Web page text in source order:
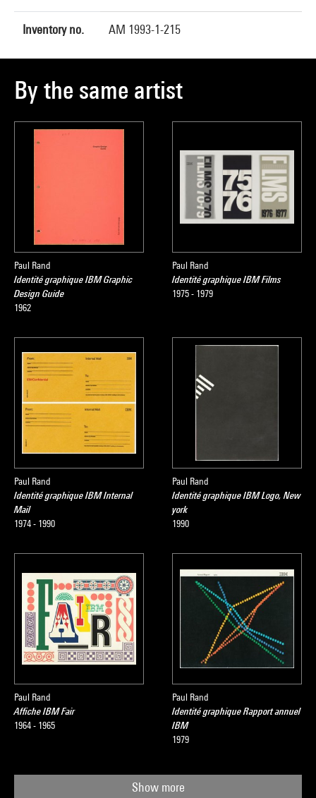
Inventory no. AM 1993-1-215
By the same artist
Paul Rand
Identité graphique IBM Graphic
Design Guide
1962
Paul Rand
Identité graphique IBM Films
1975 - 1979
Paul Rand
Identité graphique IBM Internal
Mail
1974 - 1990
Paul Rand
Identité graphique IBM Logo, New
york
1990
Paul Rand
Affiche IBM Fair
1964 - 1965
Paul Rand
Identité graphique Rapport annuel
IBM
1979
Show more